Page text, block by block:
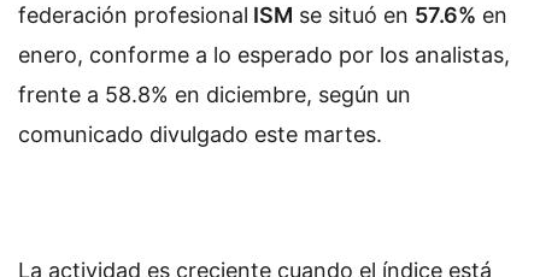
federación profesional ISM se situó en 57.6% en
enero, conforme a lo esperado por los analistas,
frente a 58.8% en diciembre, según un
comunicado divulgado este martes.
La actividad es creciente cuando el índice está